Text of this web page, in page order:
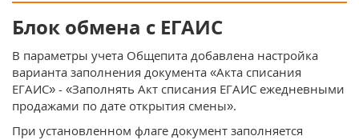
Блок обмена с ЕГАИС
В параметры учета Общепита добавлена настройка
варианта заполнения документа «Акта списания
ЕГАИС» - «Заполнять Акт списания ЕГАИС ежедневными
продажами по дате открытия смены».
При установленном флаге документ заполняется